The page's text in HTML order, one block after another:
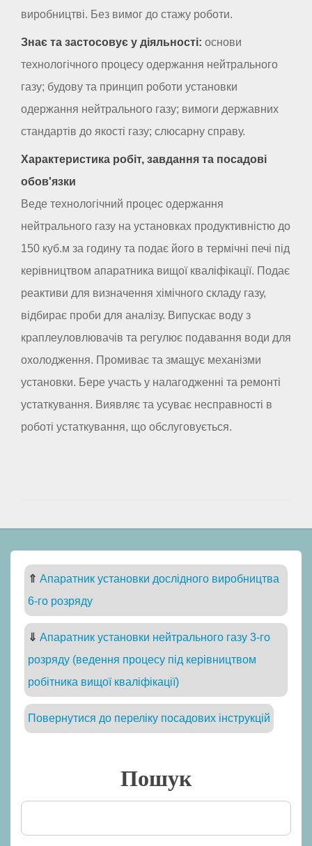
виробництві. Без вимог до стажу роботи.
Знає та застосовує у діяльності: основи
технологічного процесу одержання нейтрального
газу; будову та принцип роботи установки
одержання нейтрального газу; вимоги державних
стандартів до якості газу; слюсарну справу.
Характеристика робіт, завдання та посадові
обов'язки
Веде технологічний процес одержання
нейтрального газу на установках продуктивністю до
150 куб.м за годину та подає його в термічні печі під
керівництвом апаратника вищої кваліфікації. Подає
реактиви для визначення хімічного складу газу,
відбирає проби для аналізу. Випускає воду з
краплеуловлювачів та регулює подавання води для
охолодження. Промиває та змащує механізми
установки. Бере участь у налагодженні та ремонті
устаткування. Виявляє та усуває несправності в
роботі устаткування, що обслуговується.
⇑ Апаратник установки дослідного виробництва
6-го розряду
⇓ Апаратник установки нейтрального газу 3-го
розряду (ведення процесу під керівництвом
робітника вищої кваліфікації)
Повернутися до переліку посадових інструкцій
Пошук